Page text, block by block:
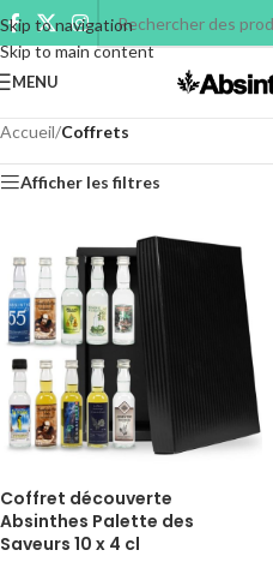
Skip to navigation
Skip to main content
MENU
Accueil/Coffrets
Afficher les filtres
Coffret découverte
Absinthes Palette des
Saveurs 10 x 4 cl